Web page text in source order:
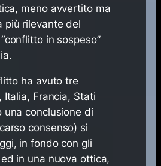
meno avvertito ma
più rilevante del
in sospeso”
ha avuto tre
Italia, Francia, Stati
una conclusione di
consenso) si
in fondo con gli
in una nuova ottica,